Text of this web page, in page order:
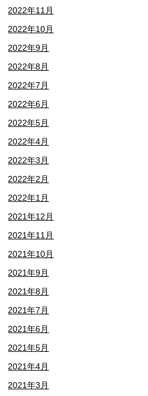
2022年11月
2022年10月
2022年9月
2022年8月
2022年7月
2022年6月
2022年5月
2022年4月
2022年3月
2022年2月
2022年1月
2021年12月
2021年11月
2021年10月
2021年9月
2021年8月
2021年7月
2021年6月
2021年5月
2021年4月
2021年3月